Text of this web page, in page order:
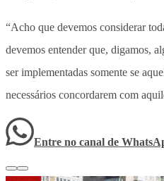
“Acho que devemos considerar
devemos entender que, digamos,
ser implementadas somente se
necessários concordarem com
Entre no canal de